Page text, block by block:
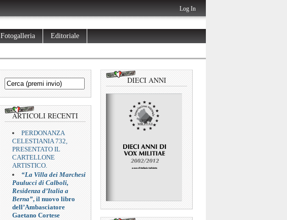
Log In
Fotogalleria Editoriale
ARTICOLI RECENTI
PERDONANZA
CELESTIANIA 732,
PRESENTATO IL
CARTELLONE
ARTISTICO.
“La Villa dei Marchesi
Paulucci di Calboli,
Residenza d’Italia a
Berna”, il nuovo libro
dell’Ambasciatore
Gaetano Cortese
DIECI ANNI